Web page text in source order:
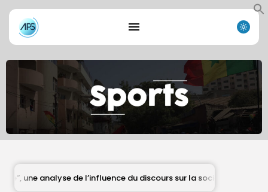
analyse de l’influence du discours sur la société et la diplomatie